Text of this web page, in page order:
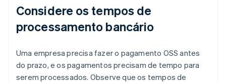
Considere os tempos de
processamento bancário
Uma empresa precisa fazer o pagamento OSS antes
do prazo, e os pagamentos precisam de tempo para
serem processados. Observe que os tempos de